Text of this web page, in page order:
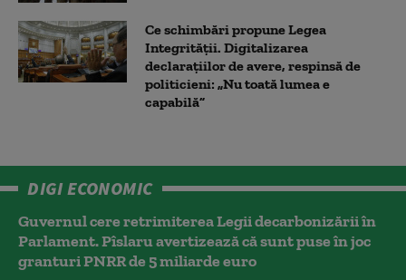
Ce schimbări propune Legea
Integrității. Digitalizarea
declarațiilor de avere, respinsă de
politicieni: „Nu toată lumea e
capabilă”
DIGI ECONOMIC
Guvernul cere retrimiterea Legii decarbonizării în
Parlament. Pîslaru avertizează că sunt puse în joc
granturi PNRR de 5 miliarde euro